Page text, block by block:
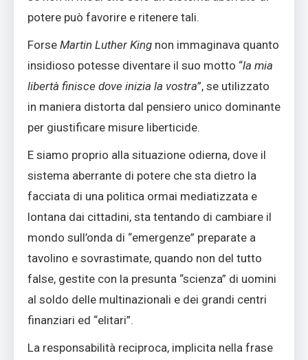
potere può favorire e ritenere tali.
Forse Martin Luther King non immaginava quanto
insidioso potesse diventare il suo motto “la mia
libertà finisce dove inizia la vostra”, se utilizzato
in maniera distorta dal pensiero unico dominante
per giustificare misure liberticide.
E siamo proprio alla situazione odierna, dove il
sistema aberrante di potere che sta dietro la
facciata di una politica ormai mediatizzata e
lontana dai cittadini, sta tentando di cambiare il
mondo sull’onda di “emergenze” preparate a
tavolino e sovrastimate, quando non del tutto
false, gestite con la presunta “scienza” di uomini
al soldo delle multinazionali e dei grandi centri
finanziari ed “elitari”.
La responsabilità reciproca, implicita nella frase